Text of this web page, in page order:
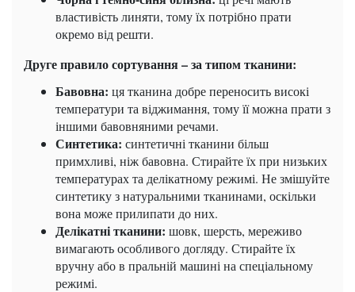
властивість линяти, тому їх потрібно прати
окремо від решти.
Друге правило сортування – за типом тканини:
Бавовна: ця тканина добре переносить високі
температури та віджимання, тому її можна прати з
іншими бавовняними речами.
Синтетика: синтетичні тканини більш
примхливі, ніж бавовна. Стирайте їх при низьких
температурах та делікатному режимі. Не змішуйте
синтетику з натуральними тканинами, оскільки
вона може прилипати до них.
Делікатні тканини: шовк, шерсть, мереживо
вимагають особливого догляду. Стирайте їх
вручну або в пральній машині на спеціальному
режимі.